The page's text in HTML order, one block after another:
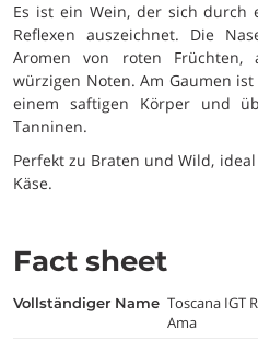
Es ist ein Wein, der sich durch
Reflexen auszeichnet. Die
Aromen von roten Früchten,
würzigen Noten. Am Gaumen
einem saftigen Körper und
Tanninen.
Perfekt zu Braten und Wild,
Käse.
Fact sheet
vollständiger Name Toscana IGT
Ama